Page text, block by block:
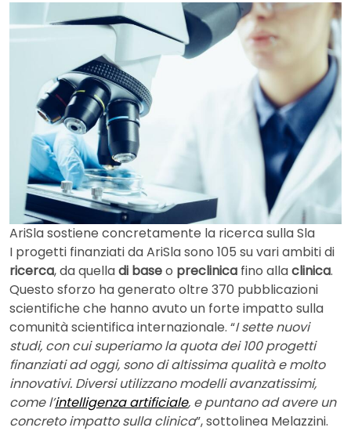
AriSla sostiene concretamente la ricerca sulla Sla
I progetti finanziati da AriSla sono 105 su vari ambiti di
ricerca, da quelladi baseo preclinica fino allaclinica.
Questo sforzo ha generato oltre 370 pubblicazioni
scientifiche che hanno avuto un forte impatto sulla
comunità scientifica internazionale. “I sette nuovi
studi, con cui superiamo la quota dei 100 progetti
finanziati ad oggi, sono di altissima qualità e molto
innovativi. Diversi utilizzano modelli avanzatissimi,
come l’intelligenza artificiale, e puntano ad avere un
concreto impatto sulla clinica”, sottolinea Melazzini.